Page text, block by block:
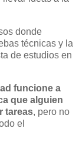
donde
técnicas y la
de estudios en
funcione a
que alguien
tareas, pero no
el